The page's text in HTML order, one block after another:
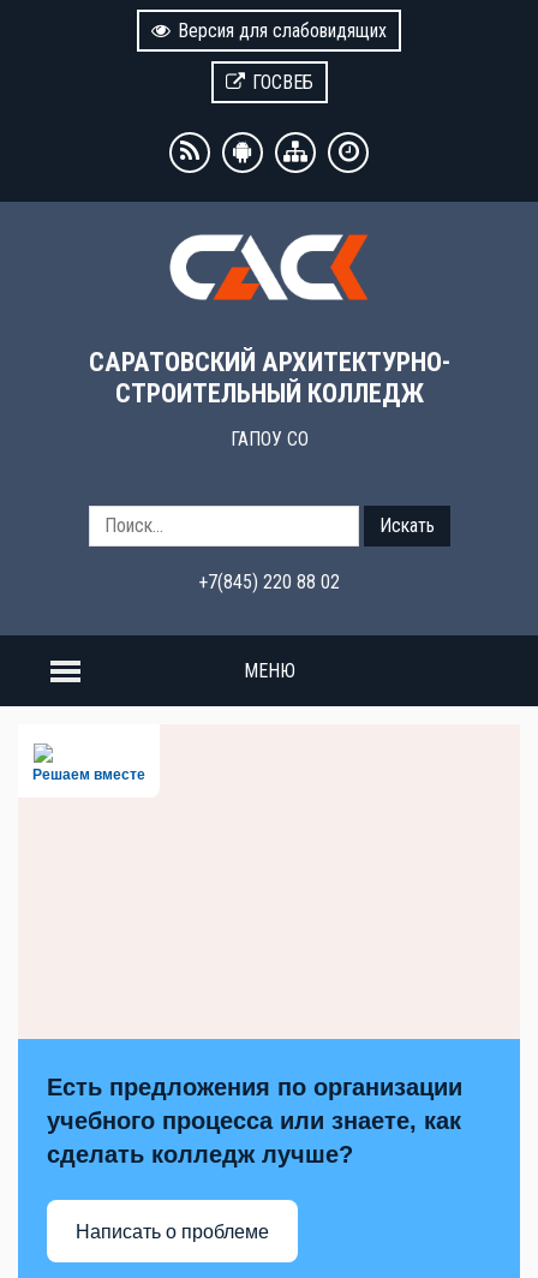
Версия для слабовидящих
ГОСВЕБ
САРАТОВСКИЙ АРХИТЕКТУРНО-
СТРОИТЕЛЬНЫЙ КОЛЛЕДЖ
ГАПОУ СО
Искать
+7(845) 220 88 02
МЕНЮ
Решаем вместе
Есть предложения по организации
учебного процесса или знаете, как
сделать колледж лучше?
Написать о проблеме